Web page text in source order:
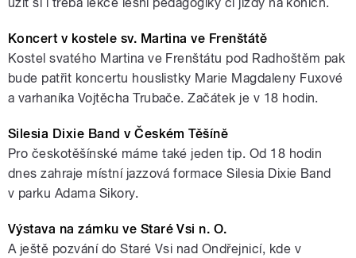
Koncert v kostele sv. Martina ve Frenštátě
Kostel svatého Martina ve Frenštátu pod Radhoštěm pak
bude patřit koncertu houslistky Marie Magdaleny Fuxové
a varhaníka Vojtěcha Trubače. Začátek je v 18 hodin.
Silesia Dixie Band v Českém Těšíně
Pro českotěšínské máme také jeden tip. Od 18 hodin
dnes zahraje místní jazzová formace Silesia Dixie Band
v parku Adama Sikory.
Výstava na zámku ve Staré Vsi n. O.
A ještě pozvání do Staré Vsi nad Ondřejnicí, kde v